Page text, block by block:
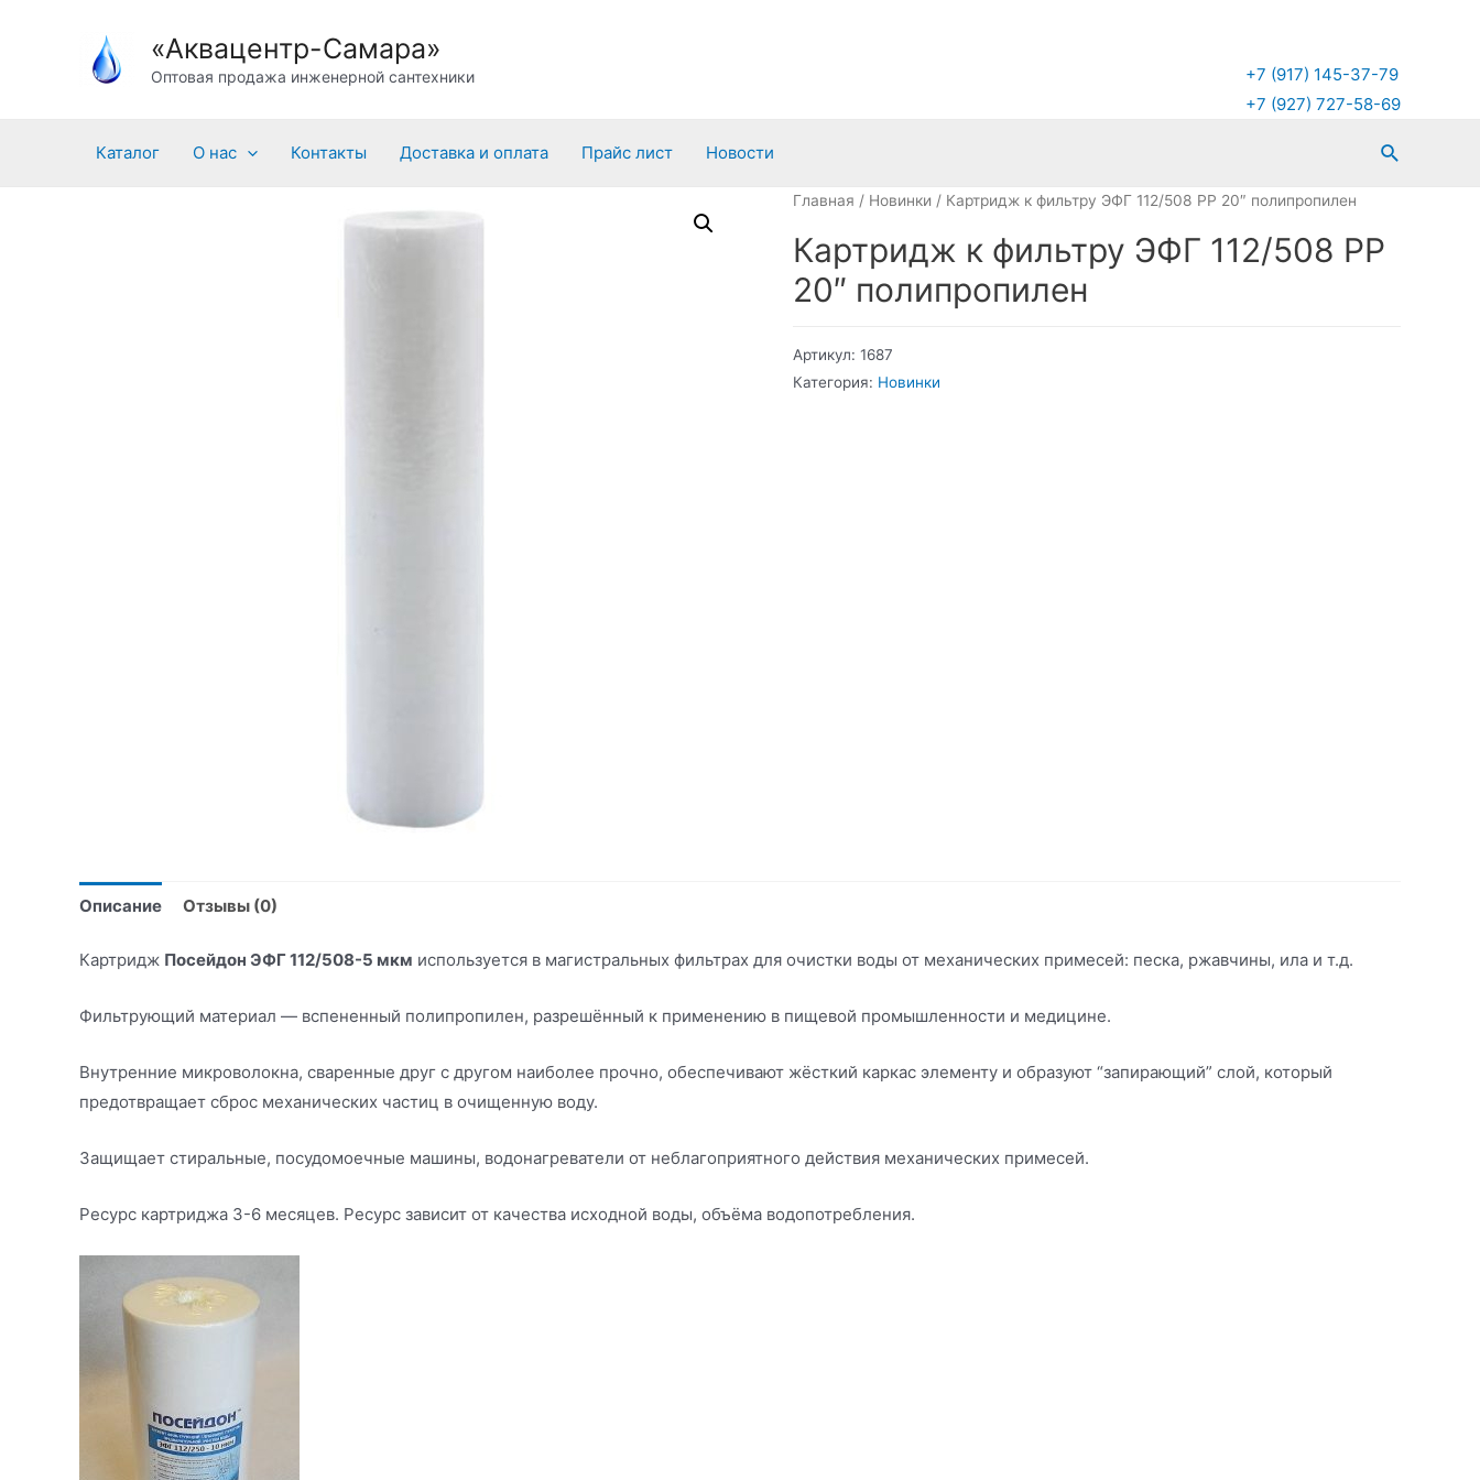
содержимому
«Аквацентр-Самара»
Оптовая продажа инженерной сантехники
+7 (917) 145-37-79
+7 (927) 727-58-69
Каталог О нас Контакты Доставка и оплата Прайс лист Новости Поиск
Главная / Новинки / Картридж к фильтру ЭФГ 112/508 PP 20″ полипропилен
Картридж к фильтру ЭФГ 112/508 PP
20″ полипропилен
Артикул: 1687
Категория: Новинки
Описание Отзывы (0)
Картридж Посейдон ЭФГ 112/508-5 мкм используется в магистральных фильтрах для очистки воды от механических примесей: песка, ржавчины, ила и т.д.
Фильтрующий материал — вспененный полипропилен, разрешённый к применению в пищевой промышленности и медицине.
Внутренние микроволокна, сваренные друг с другом наиболее прочно, обеспечивают жёсткий каркас элементу и образуют “запирающий” слой, который
предотвращает сброс механических частиц в очищенную воду.
Защищает стиральные, посудомоечные машины, водонагреватели от неблагоприятного действия механических примесей.
Ресурс картриджа 3-6 месяцев. Ресурс зависит от качества исходной воды, объёма водопотребления.